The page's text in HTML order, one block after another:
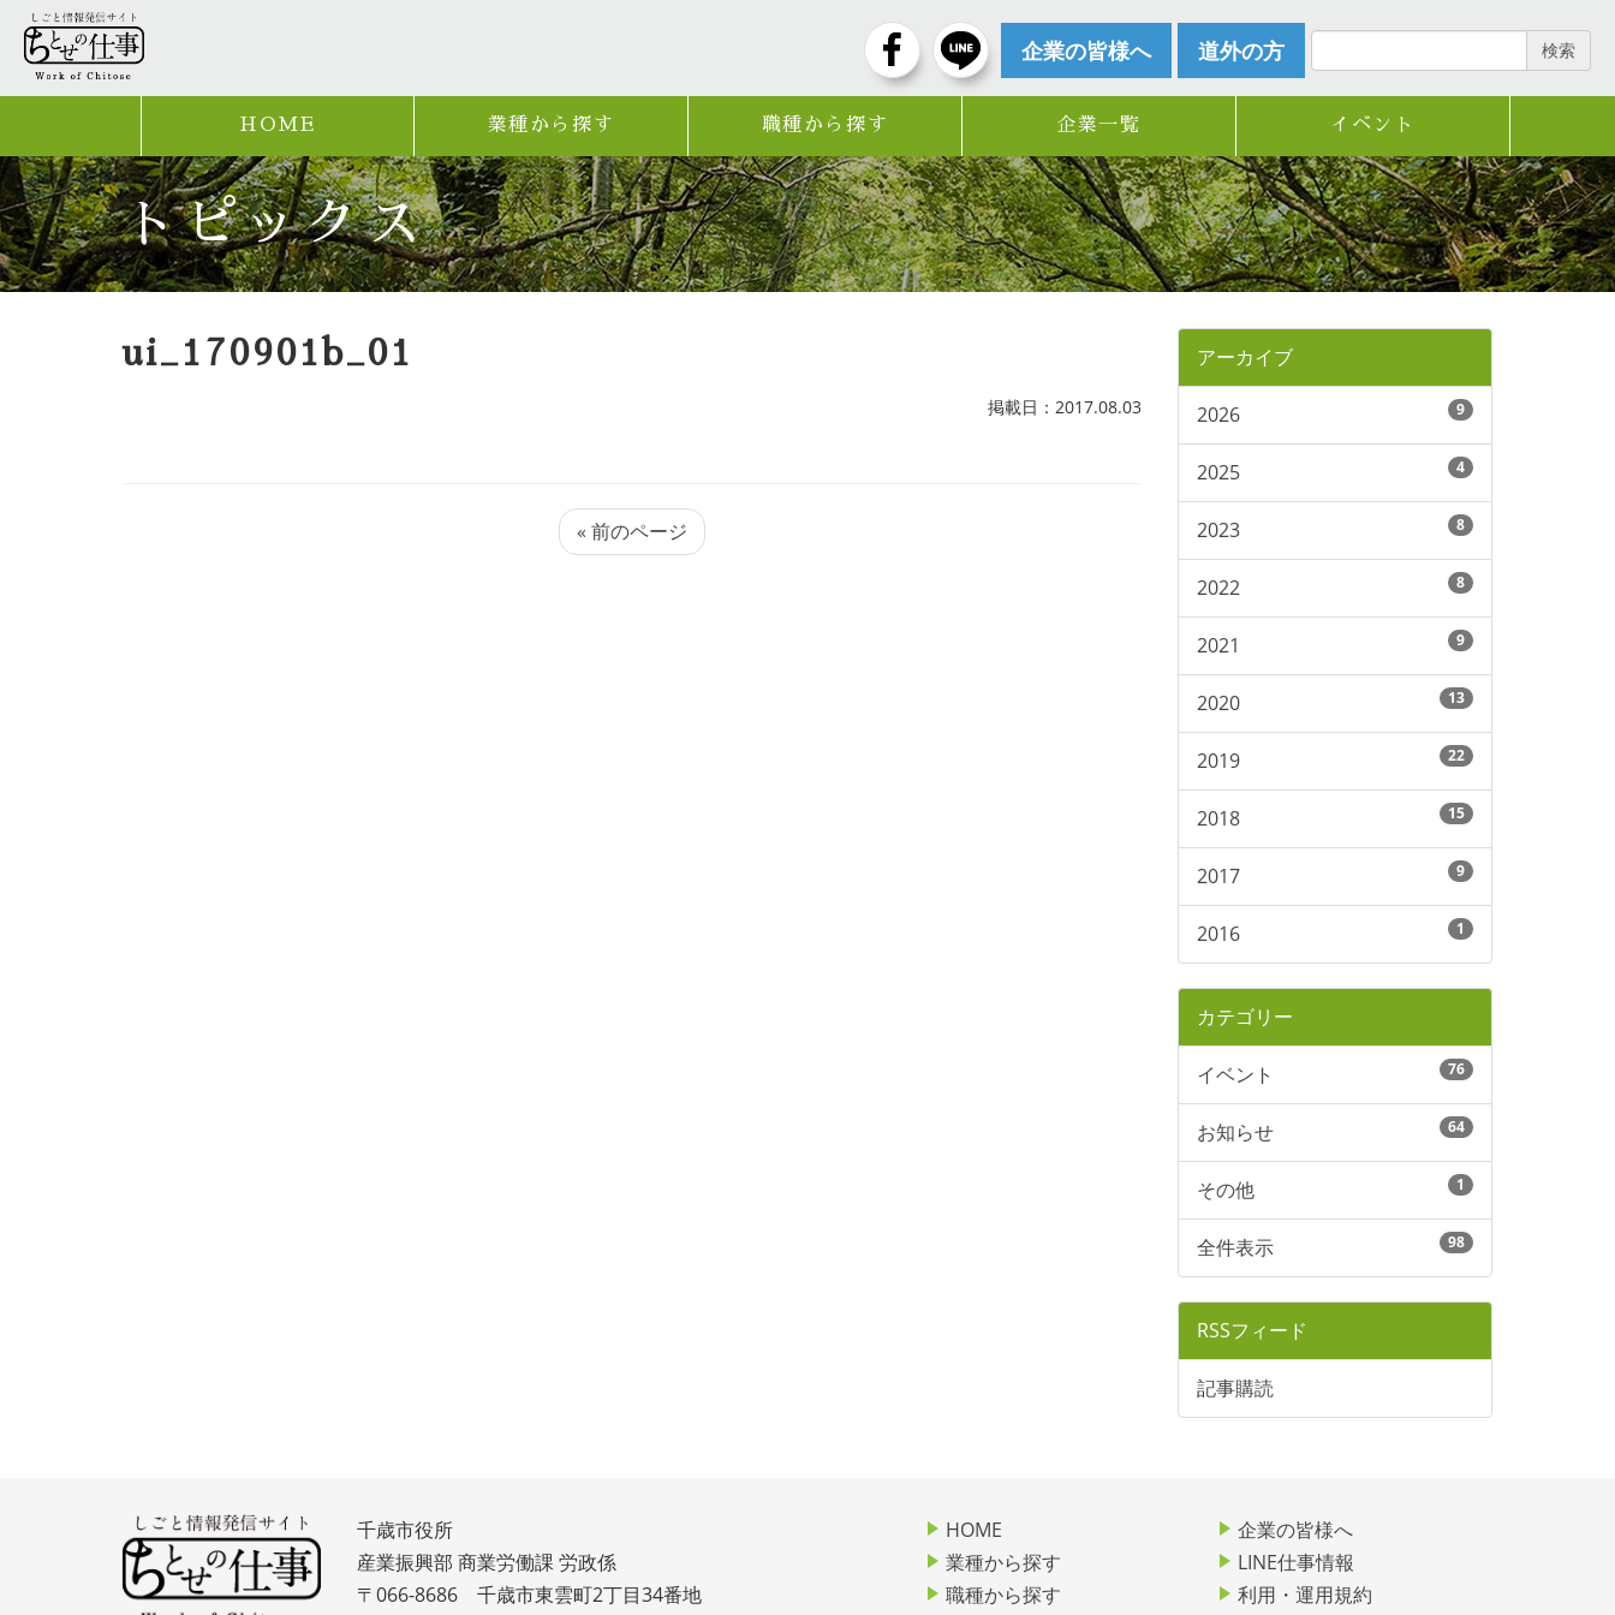
企業の皆様へ 道外の方 検索
HOME 業種から探す 職種から探す 企業一覧 イベント
トピックス
ui_170901b_01
掲載日：2017.08.03
« 前のページ
アーカイブ
2026 9
2025 4
2023 8
2022 8
2021 9
2020 13
2019 22
2018 15
2017 9
2016 1
カテゴリー
イベント 76
お知らせ 64
その他 1
全件表示 98
RSSフィード
記事購読
千歳市役所
産業振興部 商業労働課 労政係
〒066-8686 千歳市東雲町2丁目34番地
HOME
業種から探す
職種から探す
企業の皆様へ
LINE仕事情報
利用・運用規約